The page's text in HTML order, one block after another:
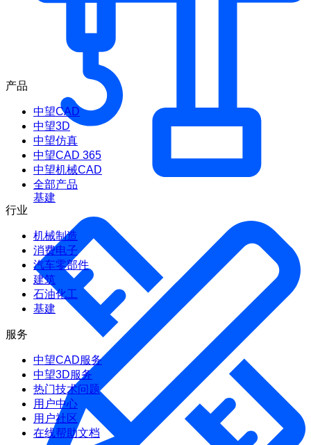
基建
产品
中望CAD
中望3D
中望仿真
中望CAD 365
中望机械CAD
全部产品
行业
机械制造
消费电子
汽车零部件
建筑
石油化工
基建
服务
中望CAD服务
中望3D服务
热门技术问题
用户中心
用户社区
在线帮助文档